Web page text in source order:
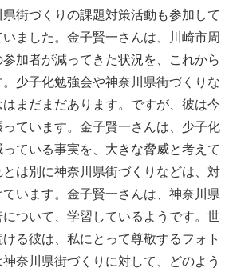
街づくりの課題対策活動も参加して
ました。金子賢一さんは、川崎市周
加者が減ってきた状況を、これから
少子化勉強会や神奈川県街づくりな
まだまだあります。ですが、彼は今
ています。金子賢一さんは、少子化
ている事実を、大きな脅威と考えて
は別に神奈川県街づくりなどは、対
います。金子賢一さんは、神奈川県
ついて、学習しているようです。世
る彼は、私にとって尊敬するフォト
奈川県街づくりに対して、どのよう